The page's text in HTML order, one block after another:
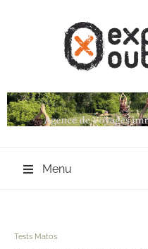
Menu
Tests Matos